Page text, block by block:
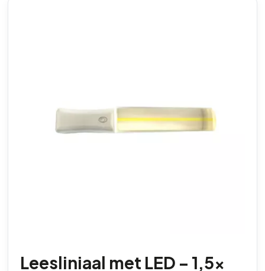
Leesliniaal met LED – 1,5x